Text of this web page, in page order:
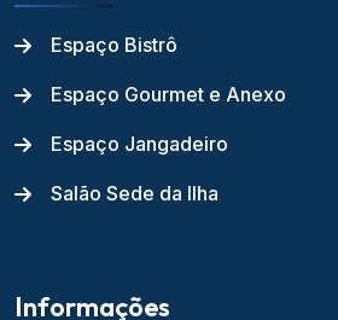
Espaço Bistrô
Espaço Gourmet e Anexo
Espaço Jangadeiro
Salão Sede da Ilha
Informações